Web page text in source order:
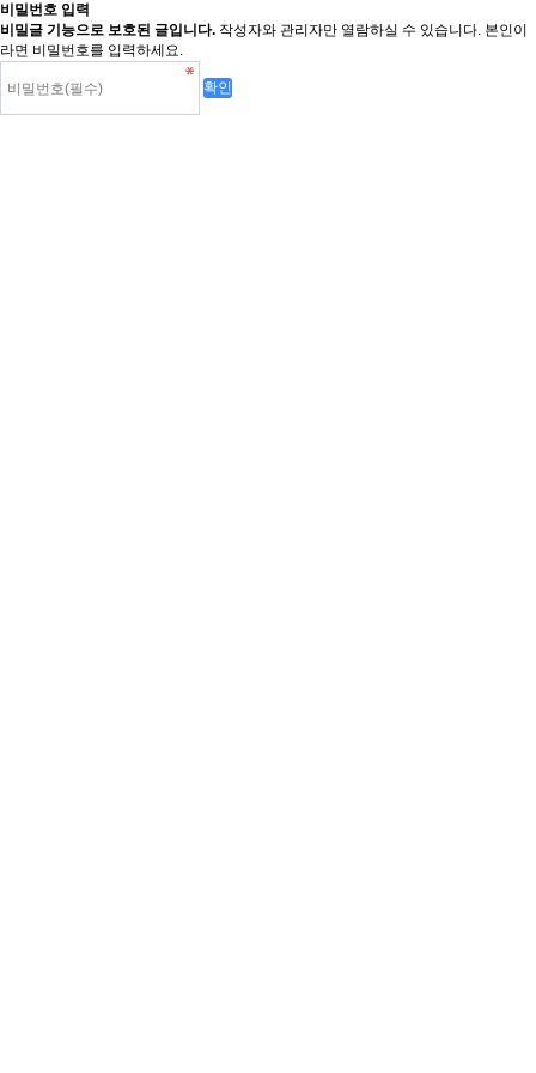
비밀번호 입력
비밀글 기능으로 보호된 글입니다. 작성자와 관리자만 열람하실 수 있습니다. 본인이
라면 비밀번호를 입력하세요.